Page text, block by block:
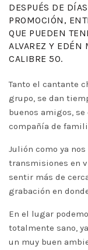
DESPUÉS DE
PROMOCIÓN,
QUE PUEDEN
ALVAREZ Y EDÉN
CALIBRE 50.
Tanto el cantante
grupo, se dan
buenos amigos,
compañía de
Julión como ya
transmisiones en
sentir más de
grabación en
En el lugar
totalmente sano,
un muy buen